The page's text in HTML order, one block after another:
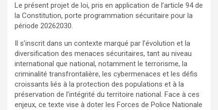
Le présent projet de loi, pris en application de l’article 94 de
la Constitution, porte programmation sécuritaire pour la
période 20262030.
Il s’inscrit dans un contexte marqué par l’évolution et la
diversification des menaces sécuritaires, tant au niveau
international que national, notamment le terrorisme, la
criminalité transfrontalière, les cybermenaces et les défis
croissants liés à la protection des populations et à la
préservation de l’intégrité du territoire national. Face à ces
enjeux, ce texte vise à doter les Forces de Police Nationale